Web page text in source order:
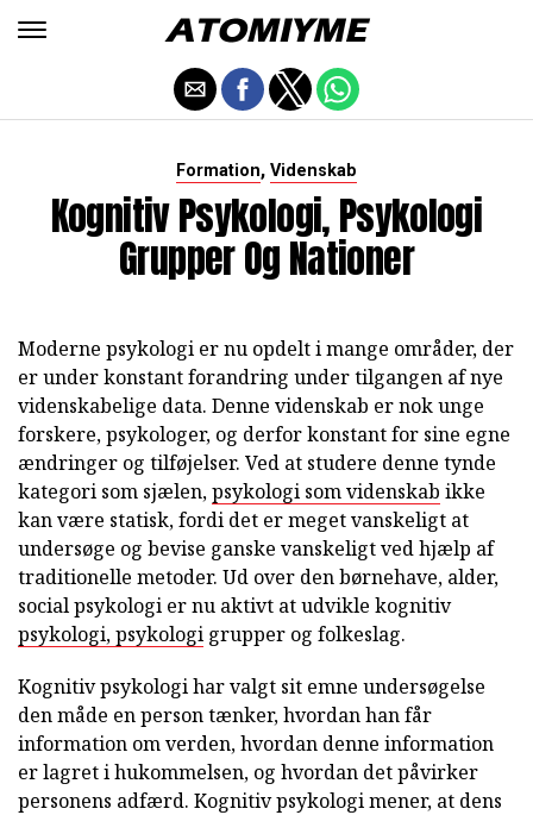
Formation, Videnskab
Kognitiv Psykologi, Psykologi
Grupper Og Nationer
Moderne psykologi er nu opdelt i mange områder, der
er under konstant forandring under tilgangen af nye
videnskabelige data. Denne videnskab er nok unge
forskere, psykologer, og derfor konstant for sine egne
ændringer og tilføjelser. Ved at studere denne tynde
kategori som sjælen,psykologi som videnskab ikke
kan være statisk, fordi det er meget vanskeligt at
undersøge og bevise ganske vanskeligt ved hjælp af
traditionelle metoder. Ud over den børnehave, alder,
social psykologi er nu aktivt at udvikle kognitiv
psykologi, psykologi grupper og folkeslag.
Kognitiv psykologi har valgt sit emne undersøgelse
den måde en person tænker, hvordan han får
information om verden, hvordan denne information
er lagret i hukommelsen, og hvordan det påvirker
personens adfærd. Kognitiv psykologi mener, at dens